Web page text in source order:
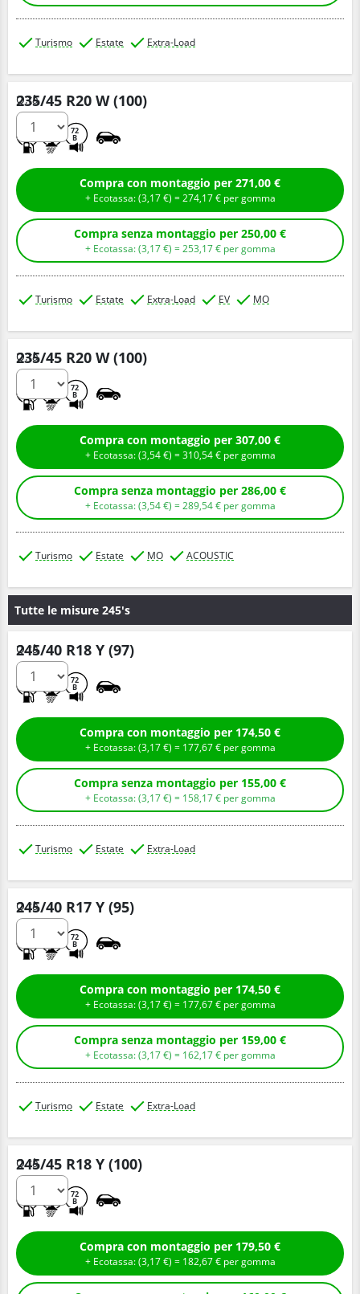
Turismo Estate Extra-Load
235/45 R20 W (100)
72
B
Q.tà
Compra con montaggio per 271,00 €
+ Ecotassa: (3,17€ ) =274,17€ per gomma
Compra senza montaggio per 250,00 €
+ Ecotassa: (3,17€ ) =253,17€ per gomma
Turismo Estate Extra-Load EV MO
235/45 R20 W (100)
72
B
Q.tà
Compra con montaggio per 307,00 €
+ Ecotassa: (3,54€ ) =310,54€ per gomma
Compra senza montaggio per 286,00 €
+ Ecotassa: (3,54€ ) =289,54€ per gomma
Turismo Estate MO ACOUSTIC
Tutte le misure 245's
245/40 R18 Y (97)
72
B
Q.tà
Compra con montaggio per 174,50 €
+ Ecotassa: (3,17€ ) = 177,67€ per gomma
Compra senza montaggio per 155,00 €
+ Ecotassa: (3,17€ ) = 158,17€ per gomma
Turismo Estate Extra-Load
245/40 R17 Y (95)
72
B
Q.tà
Compra con montaggio per 174,50 €
+ Ecotassa: (3,17€ ) = 177,67€ per gomma
Compra senza montaggio per 159,00 €
+ Ecotassa: (3,17€ ) = 162,17€ per gomma
Turismo Estate Extra-Load
245/45 R18 Y (100)
72
B
Q.tà
Compra con montaggio per 179,50 €
+ Ecotassa: (3,17€ ) = 182,67€ per gomma